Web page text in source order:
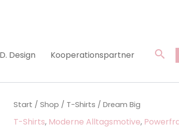
Design Kooperationspartner
Start /Shop / T-Shirts / Dream Big
T-Shirts, Moderne Alltagsmotive,
Dream
Menge